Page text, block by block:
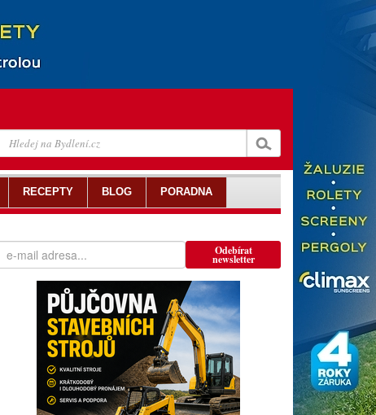
Odebírat
newsletter
RECEPTY BLOG PORADNA